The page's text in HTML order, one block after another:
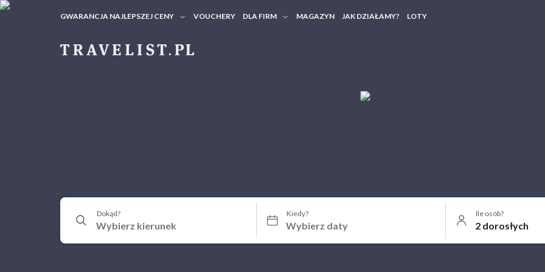
GWARANCJA NAJLEPSZEJ CENY VOUCHERY DLA FIRM MAGAZYN JAK DZIAŁAMY? LOTY
Dokąd? Kiedy? Ile osób?